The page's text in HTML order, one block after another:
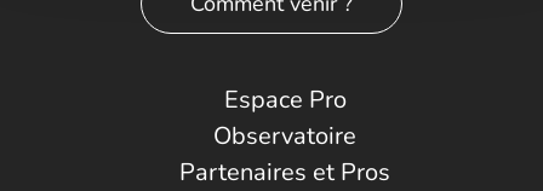
Espace Pro
Observatoire
Partenaires et Pros